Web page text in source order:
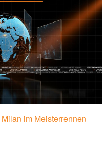
im Meisterrennen